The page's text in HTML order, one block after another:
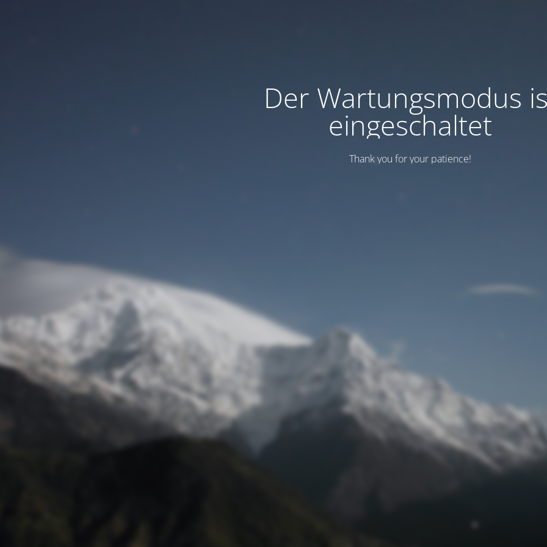
Der Wartungsmodus
eingeschaltet
Thank you for your patience!